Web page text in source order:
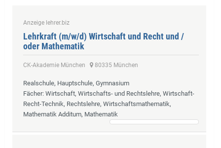
Anzeige lehrer.biz
Lehrkraft (m/w/d) Wirtschaft und Recht und /
oder Mathematik
CK-Akademie München 80335 München
Realschule, Hauptschule, Gymnasium
Fächer: Wirtschaft, Wirtschafts- und Rechtslehre, Wirtschaft-
Recht-Technik, Rechtslehre, Wirtschaftsmathematik,
Mathematik Additum, Mathematik